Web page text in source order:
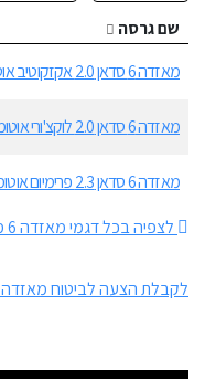
שם גרסה
מאזדה 6 סדאן 2.0 אקזקוטיב אוטומט
מאזדה 6 סדאן 2.0 לוקצ'ורי אוטומט
מאזדה 6 סדאן 2.3 פרימיום אוטומט
לצפיה בכל דגמי מאזדה 6 מכל השנים
לקבלת הצעה לביטוח מאזדה 6